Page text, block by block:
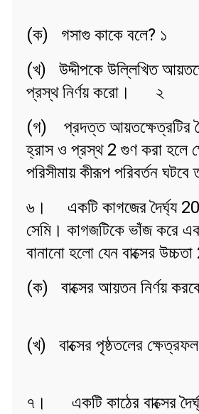
(ক) গসাগু কাকে বলে? ১
(খ) উদ্দীপকে উল্লিখিত
প্রস্থ নির্ণয় করো। ২
(গ) প্রদত্ত আয়তক্ষেত্রটির
হ্রাস ও প্রস্থ 2 গুণ করা হলে
পরিসীমায় কীরূপ পরিবর্তন
৬। একটি কাগজের দৈর্ঘ্য
সেমি। কাগজটিকে ভাঁজ করে
বানানো হলো যেন বাক্সের
(ক) বাক্সের আয়তন নির্ণয়
(খ) বাক্সের পৃষ্ঠতলের
৭। একটি কাঠের বাক্সের